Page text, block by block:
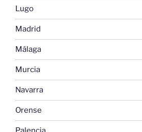
Lugo
Madrid
Málaga
Murcia
Navarra
Orense